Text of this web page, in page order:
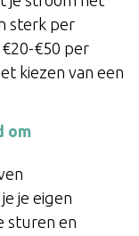
sterk per
€50 per
kiezen van een
om
je eigen
sturen en